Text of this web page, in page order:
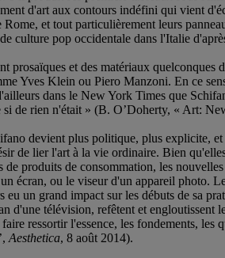
d'art aux contours indéfini qui vient
et tout particulièrement leurs
culture pop occidentale dans l'Italie
prosaïques et des matériaux
Yves Klein ou Piero Manzoni. En ce
dans le New York Times que
si de rien n'était » (B. O’Doherty, « Art:
devient plus politique, plus explicite,
de lier l'art à la vie ordinaire. Bien
de produits de consommation, les
écran, ou le viseur d'un appareil photo.
un grand impact sur les débuts de sa
d'une télévision, refêtent et
ressortir l'essence, les fondements,
Aesthetica, 8 août 2014).